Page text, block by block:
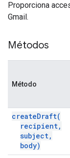
Proporciona
Gmail.
Métodos
Método
createDraft(
recipient,
subject,
body)